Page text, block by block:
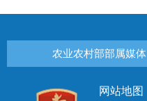
农业农村部部属媒体
网站地图